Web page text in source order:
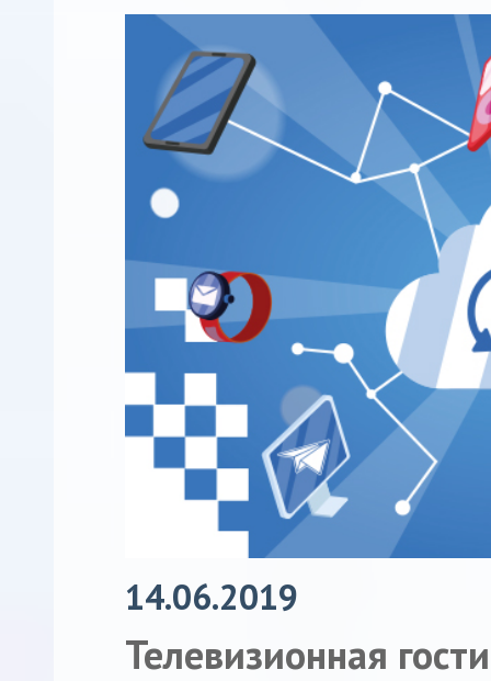
14.06.2019
Телевизионная